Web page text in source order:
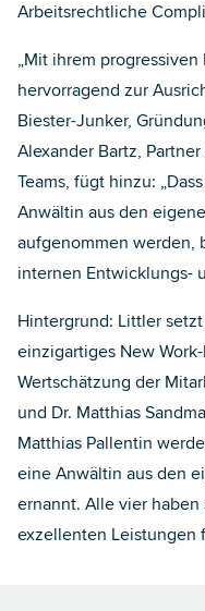
Arbeitsrechtliche
„Mit ihrem
hervorragend zur
Biester-Junker,
Alexander Bartz,
Teams, fügt hinzu:
Anwältin aus den
aufgenommen werden,
internen Entwicklungs-
Hintergrund: Littler
einzigartiges New
Wertschätzung der
und Dr. Matthias
Matthias Pallentin
eine Anwältin aus den
ernannt. Alle vier
exzellenten Leistungen